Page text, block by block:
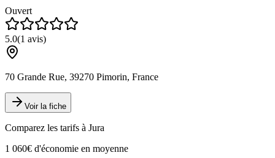
Ouvert
5.0(1 avis)
70 Grande Rue, 39270 Pimorin, France
Voir la fiche
Comparez les tarifs à Jura
1 060€ d'économie en moyenne